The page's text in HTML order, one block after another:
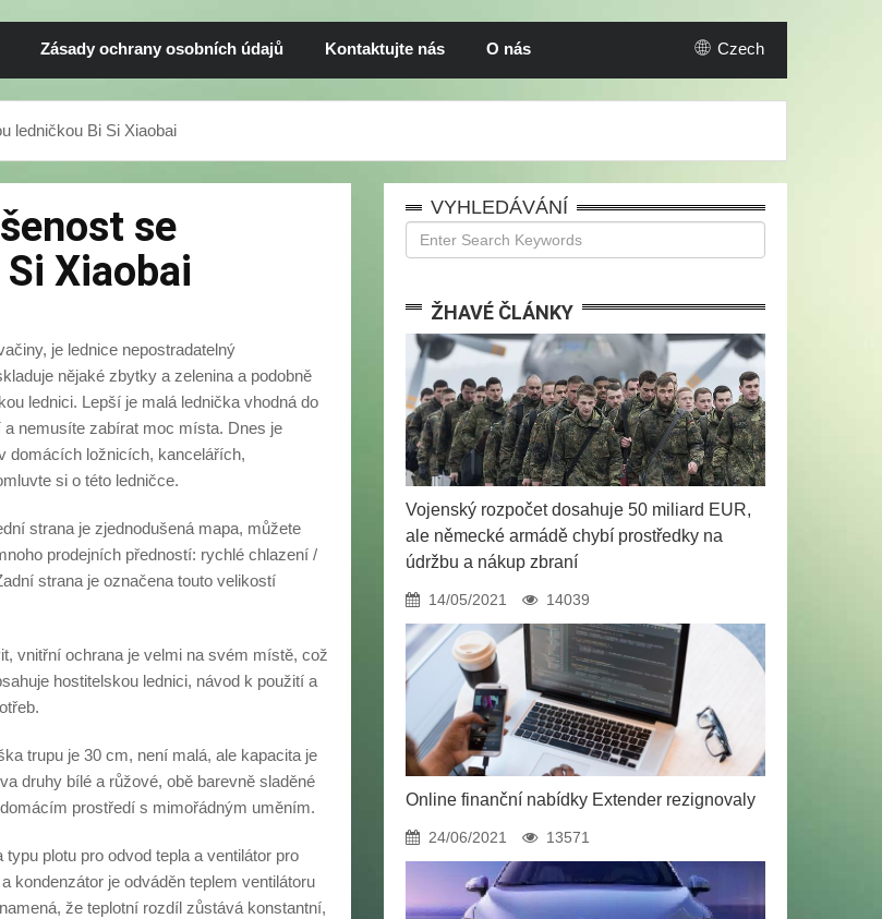
Zásady ochrany osobních údajů Kontaktujte nás O nás Czech
ledničkou Bi Si Xiaobai
se
Xiaobai
je lednice nepostradatelný
nějaké zbytky a zelenina a podobně
lednici. Lepší je malá lednička vhodná do
nemusíte zabírat moc místa. Dnes je
domácích ložnicích, kancelářích,
si o této ledničce.
strana je zjednodušená mapa, můžete
prodejních předností: rychlé chlazení /
strana je označena touto velikostí
vnitřní ochrana je velmi na svém místě, což
hostitelskou lednici, návod k použití a
trupu je 30 cm, není malá, ale kapacita je
druhy bílé a růžové, obě barevně sladěné
prostředí s mimořádným uměním.
plotu pro odvod tepla a ventilátor pro
kondenzátor je odváděn teplem ventilátoru
že teplotní rozdíl zůstává konstantní,
VYHLEDÁVÁNÍ
ŽHAVÉ ČLÁNKY
Vojenský rozpočet dosahuje 50 miliard EUR,
ale německé armádě chybí prostředky na
údržbu a nákup zbraní
14/05/2021 14039
Online finanční nabídky Extender rezignovaly
24/06/2021 13571